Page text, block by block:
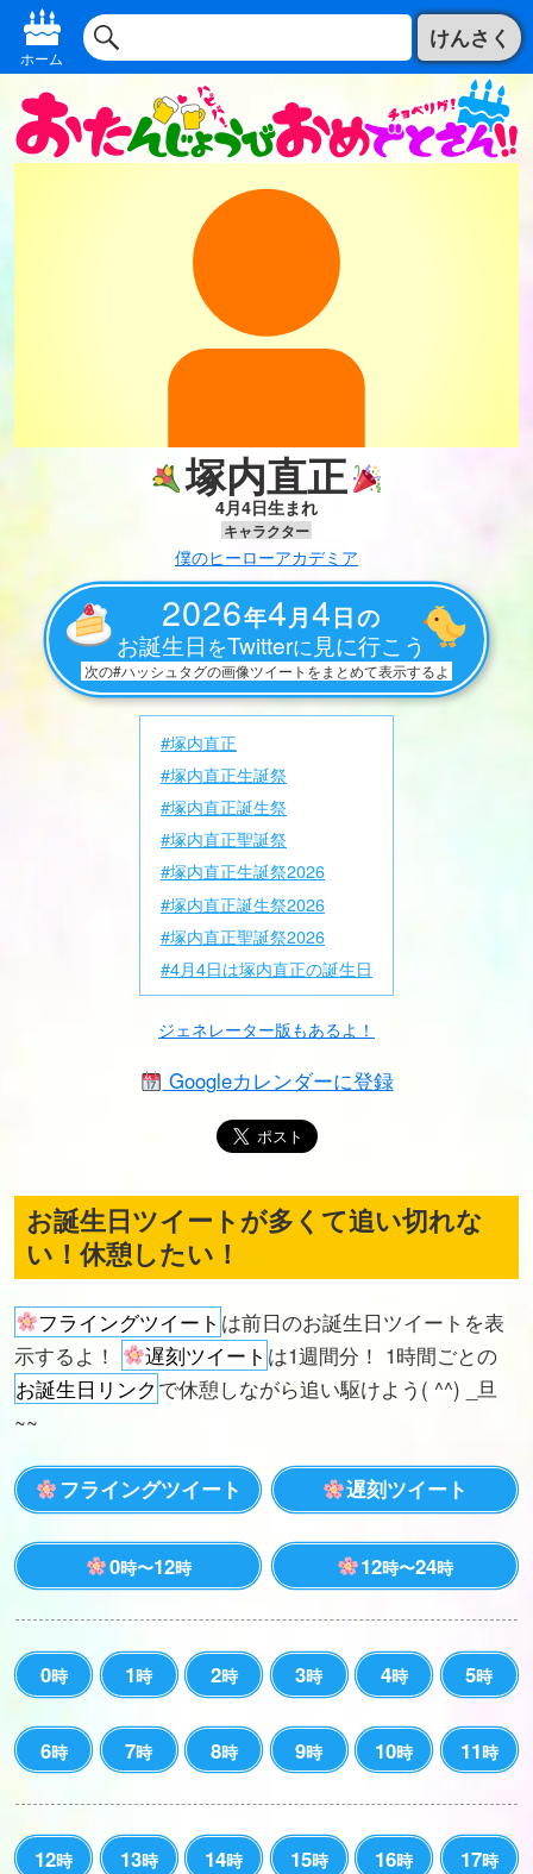
ホーム
けんさく
塚内直正
4月4日生まれ
キャラクター
僕のヒーローアカデミア
2026年4月4日の
お誕生日 をTwitterに 見に行こう
次の#ハッシュタグの画像ツイートをまとめて表示するよ
#塚内直正
#塚内直正生誕祭
#塚内直正誕生祭
#塚内直正聖誕祭
#塚内直正生誕祭2026
#塚内直正誕生祭2026
#塚内直正聖誕祭2026
#4月4日は塚内直正の誕生日
ジェネレーター版もあるよ！
Googleカレンダーに登録
お誕生日ツイートが多くて追い切れな
い！休憩したい！
フライングツイート は前日のお誕生日ツイートを表
示するよ！
遅刻ツイート は1週間分！ 1時間ごとの
お誕生日リンク で休憩しながら追い駆けよう( ^^) _旦
~~
フライングツイート 遅刻ツイート
0時〜12時 12時〜24時
0時 1時 2時 3時 4時 5時
6時 7時 8時 9時 10時 11時
12時 13時 14時 15時 16時 17時